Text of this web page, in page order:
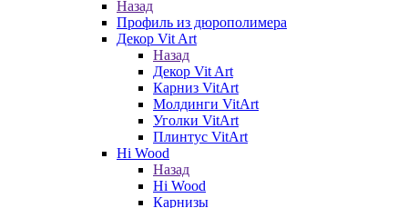
Назад
Профиль из дюрополимера
Декор Vit Art
Назад
Декор Vit Art
Карниз VitArt
Молдинги VitArt
Уголки VitArt
Плинтус VitArt
Hi Wood
Назад
Hi Wood
Карнизы